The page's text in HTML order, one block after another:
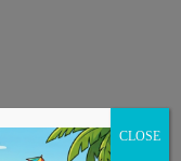
CLOSE